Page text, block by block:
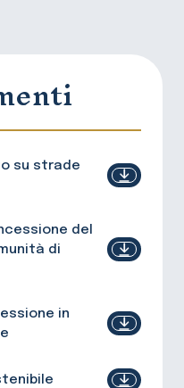
su strade
del
di
in